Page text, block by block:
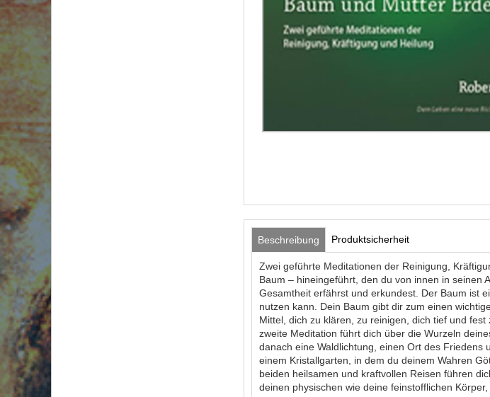
Beschreibung Produktsicherheit
Zwei geführte Meditationen der Reinigung,
Baum – hineingeführt, den du von innen in seinen
Gesamtheit erfährst und erkundest. Der Baum ist
nutzen kann. Dein Baum gibt dir zum einen
Mittel, dich zu klären, zu reinigen, dich tief und
zweite Meditation führt dich über die Wurzeln
danach eine Waldlichtung, einen Ort des
einem Kristallgarten, in dem du deinem Wahren
beiden heilsamen und kraftvollen Reisen führen
deinen physischen wie deine feinstofflichen